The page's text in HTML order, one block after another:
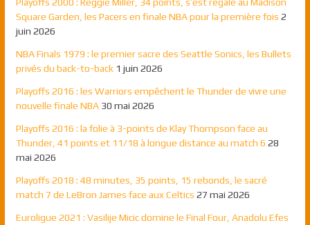
Square Garden, les Pacers en finale NBA pour la première fois 2
juin 2026
NBA Finals 1979 : le premier sacre des Seattle Sonics, les Bullets
privés du back-to-back 1 juin 2026
Playoffs 2016 : les Warriors empêchent le Thunder de vivre une
nouvelle finale NBA 30 mai 2026
Playoffs 2016 : la folie à 3-points de Klay Thompson face au
Thunder, 41 points et 11/18 à longue distance au match 6 28
mai 2026
Playoffs 2018 : 48 minutes, 35 points, 15 rebonds, le sacré
match 7 de LeBron James face aux Celtics 27 mai 2026
Euroligue 2021 : Vasilije Micic domine le Final Four, Anadolu Efes